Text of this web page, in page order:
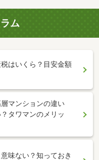
ム
はいくら？目安金額
マンションの違い
タワマンのメリッ
味ない？知っておき